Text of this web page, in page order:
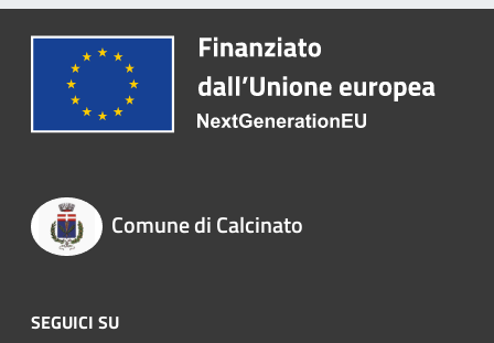
Comune di Calcinato
SEGUICI SU